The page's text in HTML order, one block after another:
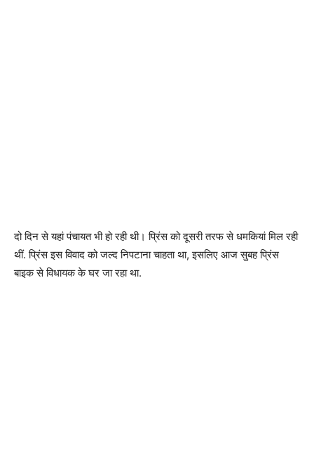
दो दिन से यहां पंचायत भी हो रही थी। प्रिंस को दूसरी तरफ से धमकियां मिल रही
थीं. प्रिंस इस विवाद को जल्द निपटाना चाहता था, इसलिए आज सुबह प्रिंस
बाइक से विधायक के घर जा रहा था.